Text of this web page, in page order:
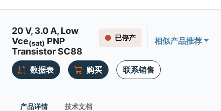
20 V, 3.0 A, Low
Vce(sat) PNP
Transistor SC88
已停产 相似产品推荐
数据表 购买 联系销售
产品详情 技术文档